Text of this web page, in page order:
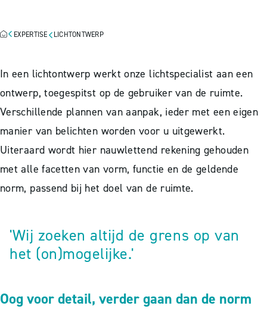
EXPERTISE LICHTONTWERP
In een lichtontwerp werkt onze lichtspecialist aan een
ontwerp, toegespitst op de gebruiker van de ruimte.
Verschillende plannen van aanpak, ieder met een eigen
manier van belichten worden voor u uitgewerkt.
Uiteraard wordt hier nauwlettend rekening gehouden
met alle facetten van vorm, functie en de geldende
norm, passend bij het doel van de ruimte.
'Wij zoeken altijd de grens op van
het (on)mogelijke.'
Oog voor detail, verder gaan dan de norm